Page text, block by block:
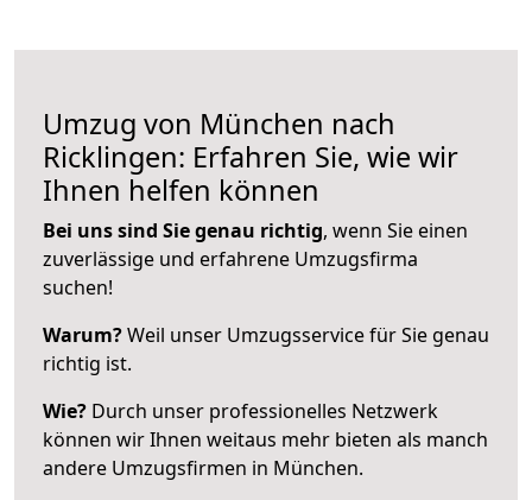
Umzug von München nach
Ricklingen: Erfahren Sie, wie wir
Ihnen helfen können
Bei uns sind Sie genau richtig, wenn Sie einen
zuverlässige und erfahrene Umzugsfirma
suchen!
Warum?Weil unser Umzugsservice für Sie genau
richtig ist.
Wie? Durch unser professionelles Netzwerk
können wir Ihnen weitaus mehr bieten als manch
andere Umzugsfirmen in München.